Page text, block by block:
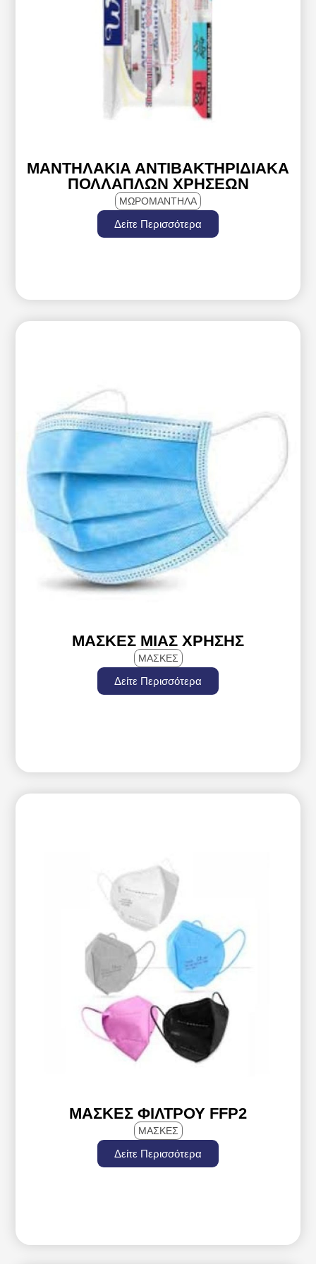
ΜΑΝΤΗΛΆΚΙΑ ΑΝΤΙΒΑΚΤΗΡΙΔΙΑΚΆ
ΠΟΛΛΑΠΛΏΝ ΧΡΉΣΕΩΝ
ΜΩΡΟΜΑΝΤΗΛΑ
Δείτε Περισσότερα
ΜΆΣΚΕΣ ΜΙΑΣ ΧΡΉΣΗΣ
ΜΑΣΚΕΣ
Δείτε Περισσότερα
ΜΆΣΚΕΣ ΦΊΛΤΡΟΥ FFP2
ΜΑΣΚΕΣ
Δείτε Περισσότερα